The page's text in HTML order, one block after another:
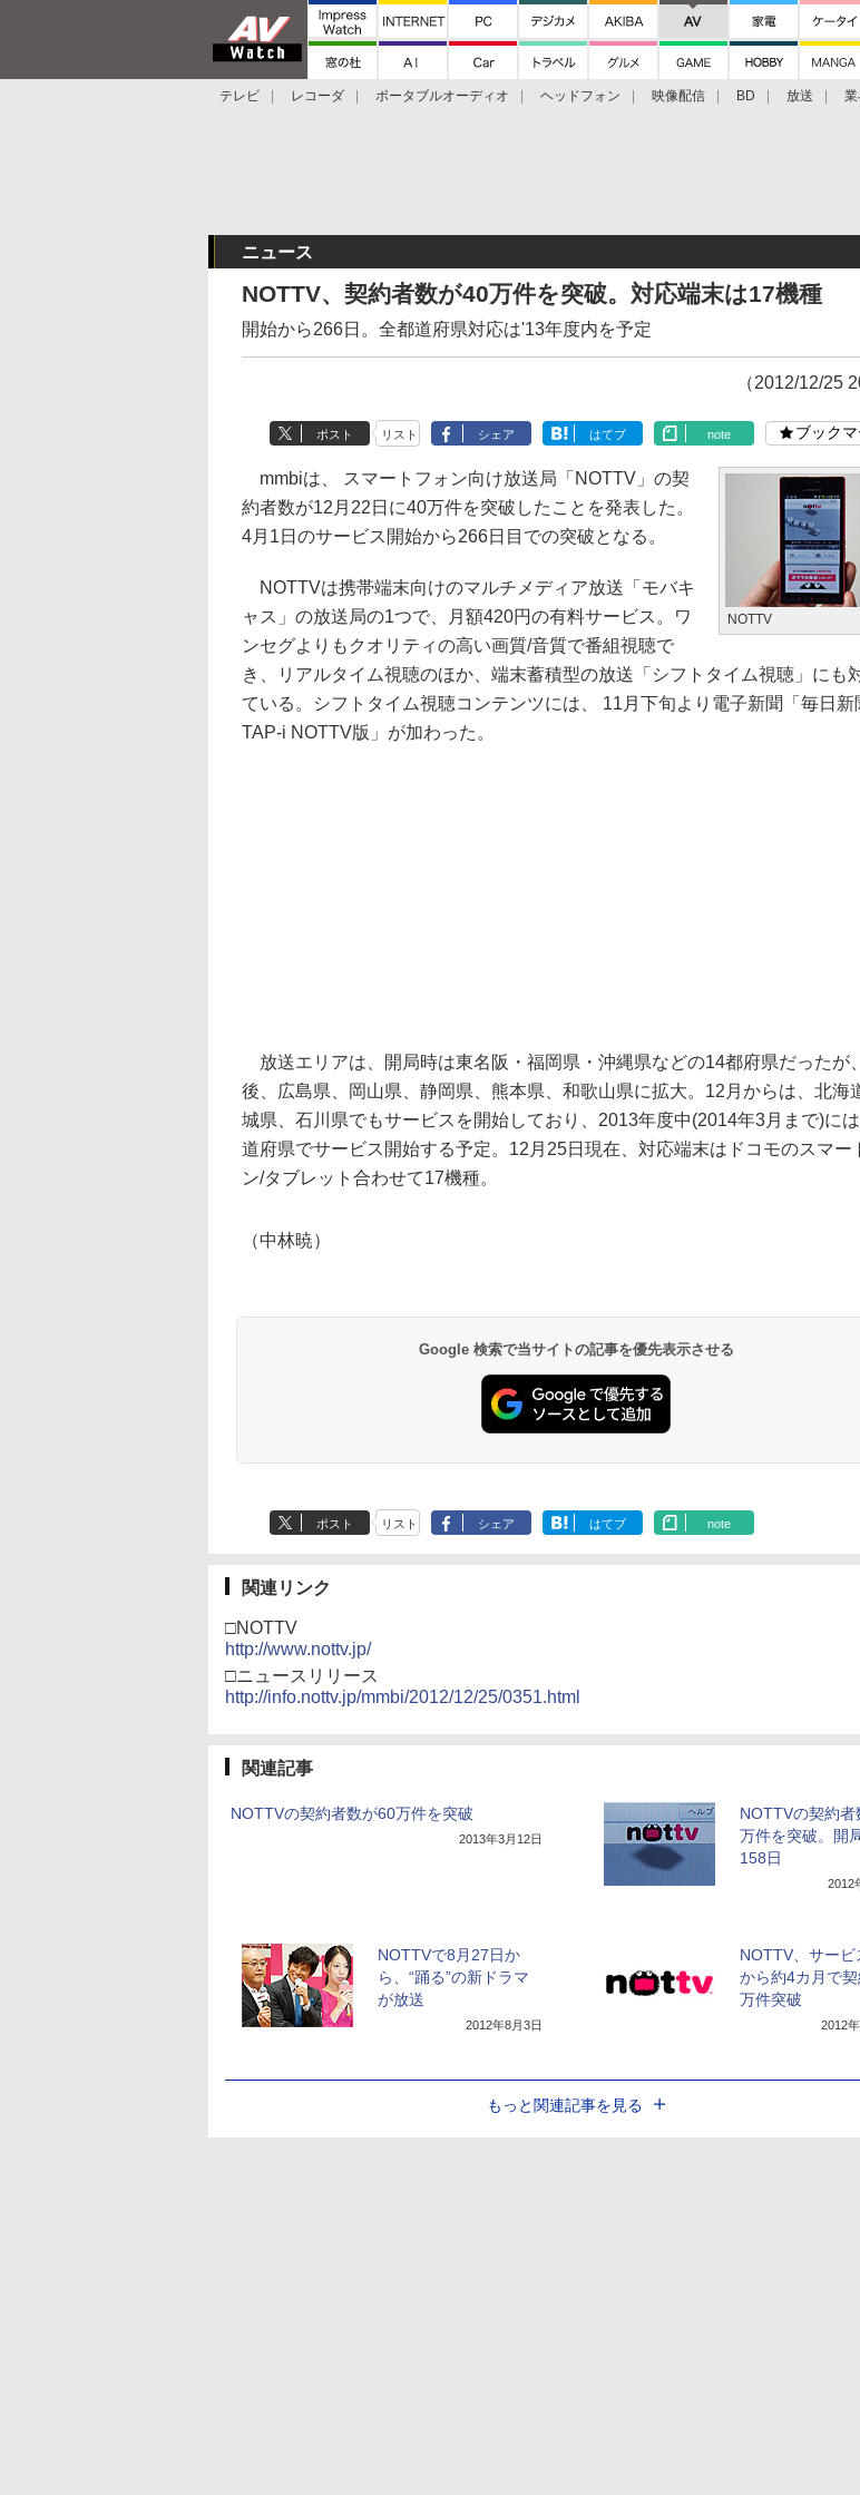
テレビ レコーダ ポータブルオーディオ ヘッドフォン 映像配信 BD 放送 業
ニュース
NOTTV、契約者数が40万件を突破。対応端末は17機種
開始から266日。全都道府県対応は'13年度内を予定
（2012/12/25
ポスト リスト シェア はてブ note ブックマ
NOTTV
mmbiは、 スマートフォン向け放送局「NOTTV」の契
約者数が12月22日に40万件を突破したことを発表した。
4月1日のサービス開始から266日目での突破となる。
NOTTVは携帯端末向けのマルチメディア放送「モバキ
ャス」の放送局の1つで、月額420円の有料サービス。ワ
ンセグよりもクオリティの高い画質/音質で番組視聴で
き、リアルタイム視聴のほか、端末蓄積型の放送「シフトタイム視聴」にも
ている。シフトタイム視聴コンテンツには、 11月下旬より電子新聞「毎日新
TAP-i NOTTV版」が加わった。
放送エリアは、開局時は東名阪・福岡県・沖縄県などの14都府県だったが
後、広島県、岡山県、静岡県、熊本県、和歌山県に拡大。12月からは、北海
城県、石川県でもサービスを開始しており、2013年度中(2014年3月まで)に
道府県でサービス開始する予定。12月25日現在、対応端末はドコモのスマー
ン/タブレット合わせて17機種。
（中林暁）
Google 検索で当サイトの記事を優先表示させる
ポスト リスト シェア はてブ note
関連リンク
□NOTTV
http://www.nottv.jp/
□ニュースリリース
http://info.nottv.jp/mmbi/2012/12/25/0351.html
関連記事
NOTTVの契約者数が60万件を突破
2013年3月12日
NOTTVの契約者
万件を突破。開
158日
2012
NOTTVで8月27日か
ら、“踊る”の新ドラマ
が放送
2012年8月3日
NOTTV、サービ
から約4カ月で
万件突破
2012
もっと関連記事を見る